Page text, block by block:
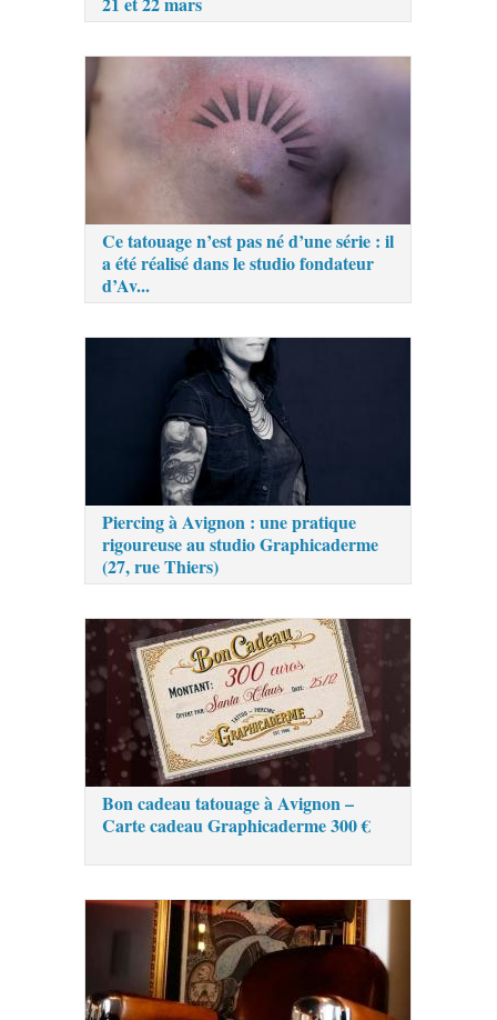
Ce tatouage n’est pas né d’une série : il
a été réalisé dans le studio fondateur
d’Av...
Piercing à Avignon : une pratique
rigoureuse au studio Graphicaderme
(27, rue Thiers)
Bon cadeau tatouage à Avignon –
Carte cadeau Graphicaderme 300 €